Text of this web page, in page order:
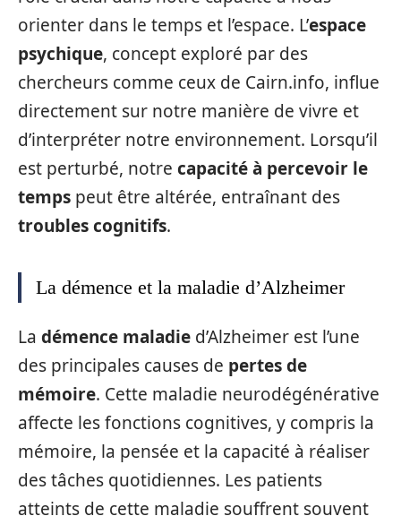
orienter dans le temps et l’espace. L’espace
psychique, concept exploré par des
chercheurs comme ceux de Cairn.info, influe
directement sur notre manière de vivre et
d’interpréter notre environnement. Lorsqu’il
est perturbé, notre capacité à percevoir le
temps peut être altérée, entraînant des
troubles cognitifs.
La démence et la maladie d’Alzheimer
La démence maladie d’Alzheimer est l’une
des principales causes de pertes de
mémoire. Cette maladie neurodégénérative
affecte les fonctions cognitives, y compris la
mémoire, la pensée et la capacité à réaliser
des tâches quotidiennes. Les patients
atteints de cette maladie souffrent souvent